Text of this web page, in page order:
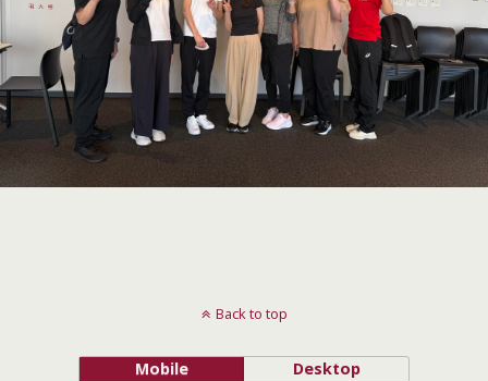
Back to top
Mobile Desktop